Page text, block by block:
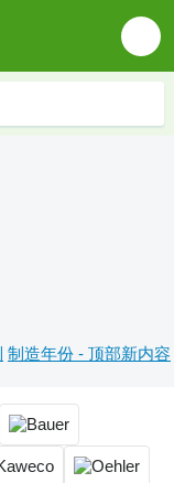
制造年份 - 顶部新内容